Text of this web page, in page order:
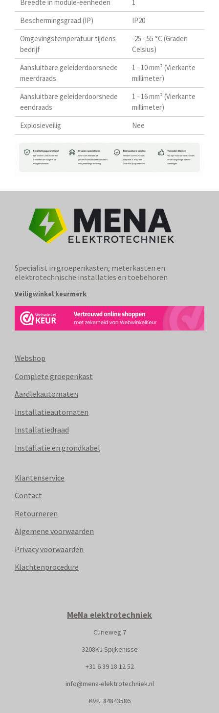
Breedte in module-eenheden
1
Beschermingsgraad (IP)
IP20
Omgevingstemperatuur tijdens
bedrijf
-25 - 55 °C (Graden
Celsius)
Aansluitbare geleiderdoorsnede
meerdraads
1 - 10 mm² (Vierkante
millimeter)
Aansluitbare geleiderdoorsnede
eendraads
1 - 16 mm² (Vierkante
millimeter)
Explosieveilig
Nee
Specialist in groepenkasten, meterkasten en
elektrotechnische installaties en toebehoren
Veiligwinkel keurmerk
Webshop
Complete groepenkast
Aardlekautomaten
Installatieautomaten
Installatiedraad
Installatie en grondkabel
Klantenservice
Contact
Retourneren
Algemene voorwaarden
Privacy voorwaarden
Klachtenprocedure
MeNa elektrotechniek
Curieweg 7
3208KJ Spijkenisse
+31 6 39 18 12 52
info@mena-elektrotechniek.nl
KVK: 84843586